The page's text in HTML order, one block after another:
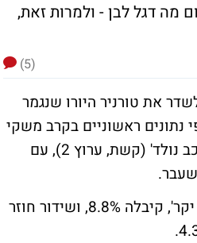
בערוץ 9, ובערוץ 10 מניפים משום מה דגל לבן - ולמרות זאת,
(5)
שידורים חוזרים בפריים-טיים, ובערוץ 9 סיימו לשדר את טורניר היורו שנגמר
נתונים ראשוניים בקרב משקי
בית באוכלוסייה היהודית, כולל צפייה נדחית עד 2:00 בלילה, עולה כי 'כוכב נולד' (קשת, ערוץ 2), עם
מנגד, בערוץ 10 שידור חוזר של הסדרה של אורלי וילנאי וגיא מרוז 'חינוך יקר', קיבלה 8.8%, ושידור חוזר